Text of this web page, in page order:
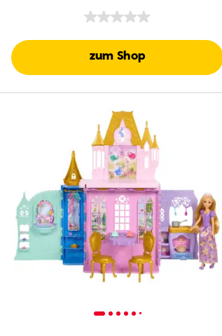
Zubehörteilen
zum Shop